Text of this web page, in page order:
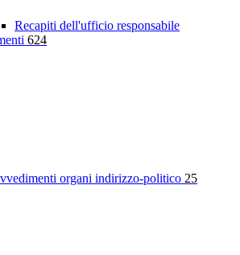
Recapiti dell'ufficio responsabile
624
organi indirizzo-politico 25